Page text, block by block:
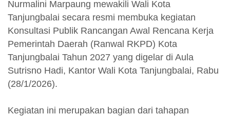
Nurmalini Marpaung mewakili Wali Kota
Tanjungbalai secara resmi membuka kegiatan
Konsultasi Publik Rancangan Awal Rencana Kerja
Pemerintah Daerah (Ranwal RKPD) Kota
Tanjungbalai Tahun 2027 yang digelar di Aula
Sutrisno Hadi, Kantor Wali Kota Tanjungbalai, Rabu
(28/1/2026).
Kegiatan ini merupakan bagian dari tahapan